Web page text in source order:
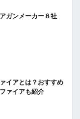
ガンメーカー８社
イアとは？おすすめ
ァイアも紹介